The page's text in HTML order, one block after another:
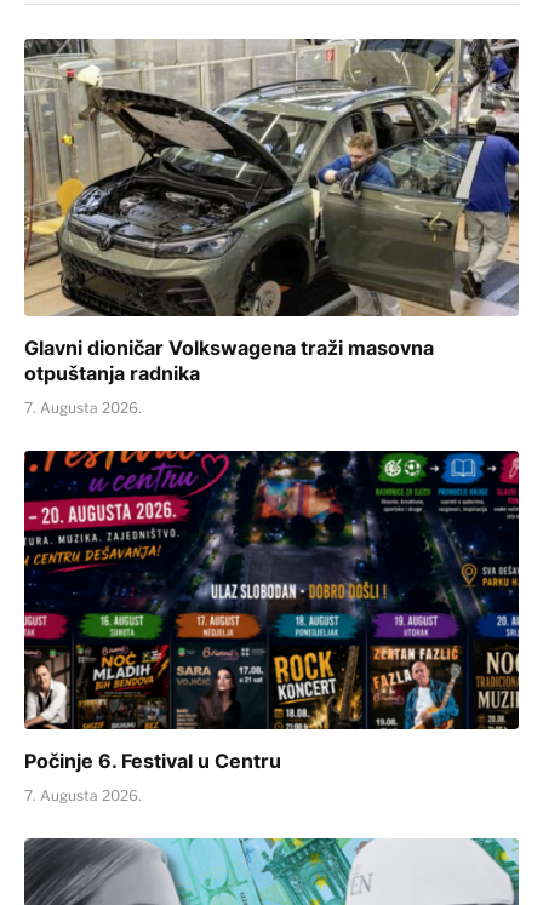
Glavni dioničar Volkswagena traži masovna
otpuštanja radnika
7. Augusta 2026.
Počinje 6. Festival u Centru
7. Augusta 2026.